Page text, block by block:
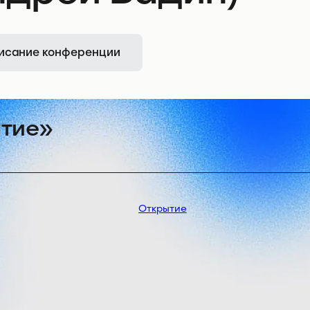
конференции
Открытие